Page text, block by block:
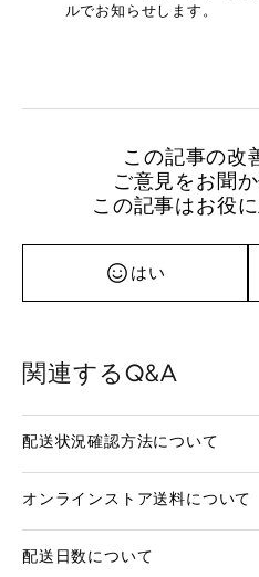
ルでお知らせします。
この記事の改
ご意見をお聞
この記事はお役
はい
関連するQ&A
配送状況確認方法について
オンラインストア送料について
配送日数について